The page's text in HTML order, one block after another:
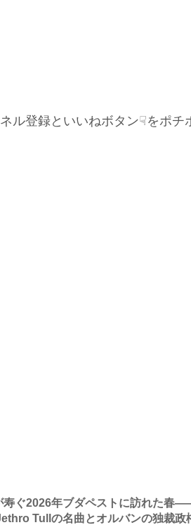
ル登録といいねボタン☟をポチ
寿ぐ2026年ブダペストに訪れた春
Tullの名曲とオルバンの独裁政